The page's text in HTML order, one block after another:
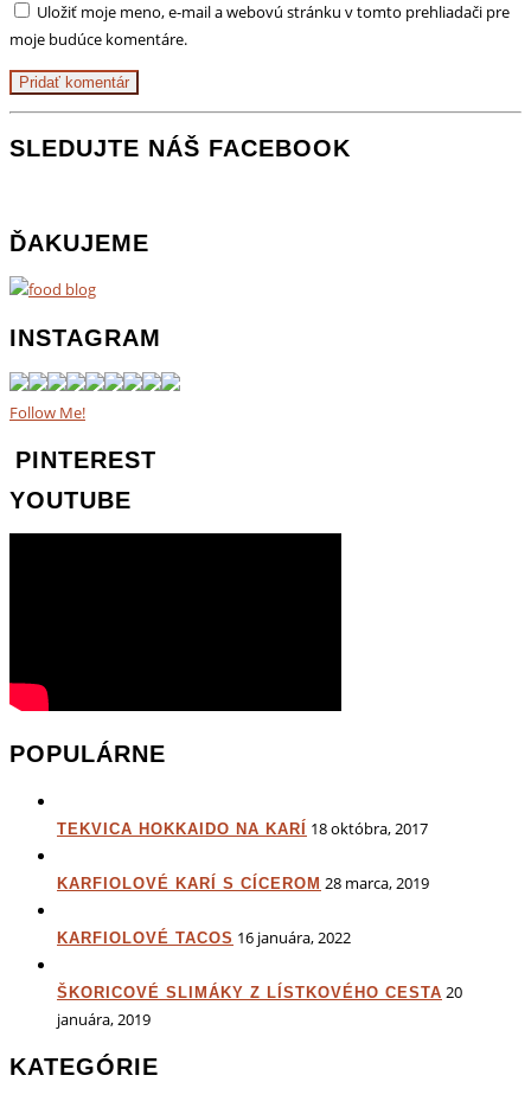
Uložiť moje meno, e-mail a webovú stránku v tomto prehliadači pre
moje budúce komentáre.
SLEDUJTE NÁŠ FACEBOOK
ĎAKUJEME
INSTAGRAM
Follow Me!
PINTEREST
YOUTUBE
POPULÁRNE
TEKVICA HOKKAIDO NA KARÍ 18 októbra, 2017
KARFIOLOVÉ KARÍ S CÍCEROM 28 marca, 2019
KARFIOLOVÉ TACOS 16 januára, 2022
ŠKORICOVÉ SLIMÁKY Z LÍSTKOVÉHO CESTA 20
januára, 2019
KATEGÓRIE